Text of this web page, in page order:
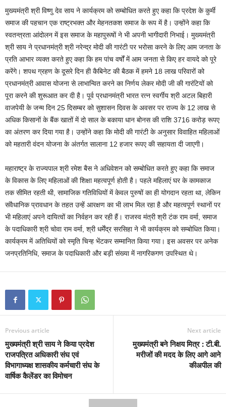
मुख्यमंत्री श्री विष्णु देव साय ने कार्यक्रम को सम्बोधित करते हुए कहा कि प्रदेश के कुर्मी
समाज की पहचान एक राष्ट्रभक्त और मेहनतकश समाज के रूप में है। उन्होंने कहा कि
स्वतन्त्रता आंदोलन में इस समाज के महापुरूषों ने भी अपनी भागीदारी निभाई। मुख्यमंत्री
श्री साय ने प्रधानमंत्री श्री नरेन्द्र मोदी की गारंटी पर भरोसा करने के लिए आम जनता के
प्रति आभार व्यक्त करते हुए कहा कि हम पांच वर्षों में आम जनता से किए हर वायदे को पूरे
करेंगे। शपथ ग्रहण के दूसरे दिन ही कैबिनेट की बैठक में हमने 18 लाख परिवारों को
प्रधानमंत्री आवास योजना से लाभान्वित करने का निर्णय लेकर मोदी जी की गारंटियों को
पूरा करने की शुरूआत कर दी है। पूर्व प्रधानमंत्री भारत रत्न स्वर्गीय श्री अटल बिहारी
वाजपेयी के जन्म दिन 25 दिसम्बर को सुशासन दिवस के अवसर पर राज्य के 12 लाख से
अधिक किसानों के बैंक खातों में दो साल के बकाया धान बोनस की राशि 3716 करोड़ रूपए
का अंतरण कर दिया गया है। उन्होंने कहा कि मोदी की गारंटी के अनुसार विवाहित महिलाओं
को महतारी वंदन योजना के अंतर्गत सालाना 12 हजार रूपए की सहायता दी जाएगी।
महाराष्ट्र के राज्यपाल श्री रमेश बैस ने अधिवेशन को सम्बोधित करते हुए कहा कि समाज
के विकास के लिए महिलाओं की शिक्षा महत्वपूर्ण होती है। पहले महिलाएं घर के कामकाज
तक सीमित रहती थी, सामाजिक गतिविधियों में केवल पुरुषों का ही योगदान रहता था, लेकिन
संवैधानिक प्रावधान के तहत उन्हें आरक्षण का भी लाभ मिल रहा है और महत्वपूर्ण स्थानों पर
भी महिलाएं अपने दायित्वों का निर्वहन कर रही हैं। राजस्व मंत्री श्री टंक राम वर्मा, समाज
के पदाधिकारी श्री चोवा राम वर्मा, श्री धर्मेंद्र सरसिहा ने भी कार्यक्रम को सम्बोधित किया।
कार्यक्रम में अतिथियों को स्मृति चिन्ह भेंटकर सम्मानित किया गया। इस अवसर पर अनेक
जनप्रतिनिधि, समाज के पदाधिकारी और बड़ी संख्या में नागरिकगण उपस्थित थे।
Previous article
मुख्यमंत्री श्री साय ने किया प्रदेश
राजपत्रित अधिकारी संघ एवं
विभागाध्यक्ष शासकीय कर्मचारी संघ के
वार्षिक कैलेंडर का विमोचन
Next article
मुख्यमंत्री बने निक्षय मित्र : टी.बी.
मरीजों की मदद के लिए आगे आने
कीअपील की